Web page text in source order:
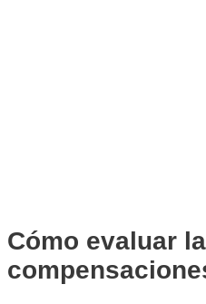
Cómo evaluar